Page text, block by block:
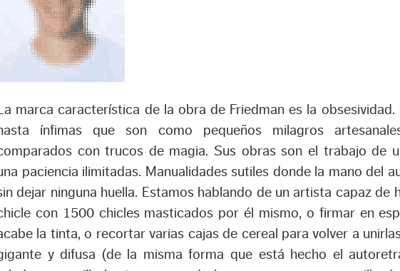
marca característica de la obra de Friedman es la obsesividad.
ínfimas que son como pequeños milagros
con trucos de magia. Sus obras son el trabajo de
paciencia ilimitadas. Manualidades sutiles donde la mano del
dejar ninguna huella. Estamos hablando de un artista capaz de
con 1500 chicles masticados por él mismo, o firmar en
la tinta, o recortar varias cajas de cereal para volver a
y difusa (de la misma forma que está hecho el